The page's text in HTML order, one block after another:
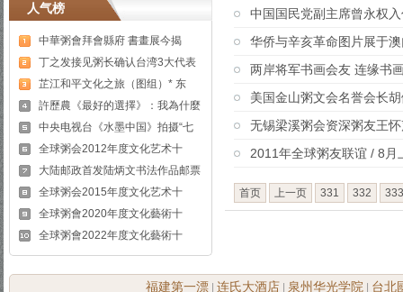
人气榜
中華粥會拜會縣府 書畫展今揭
丁之发接见粥长确认台湾3大代表
芷江和平文化之旅（图组）* 东
許歷農《最好的選擇》：我為什麼
中央电视台《水墨中国》拍摄“七
全球粥会2012年度文化艺术十
大陆邮政首发陆炳文书法作品邮票
全球粥会2015年度文化艺术十
全球粥會2020年度文化藝術十
全球粥會2022年度文化藝術十
中国国民党副主席曾永权
华侨与辛亥革命图片展于
两岸将军书画会友 连缘书
美国金山粥文会名誉会长
无锡梁溪粥会资深粥友王
2011年全球粥友联谊 / 8月
首页 上一页 331 332 333
福建第一漂 连氏大酒店 泉州华光学院 台北